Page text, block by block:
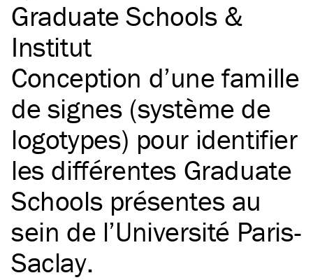
Graduate Schools &
Institut
Conception d’une famille
de signes (système de
logotypes) pour identifier
les différentes Graduate
Schools présentes au
sein de l’Université Paris-
Saclay.